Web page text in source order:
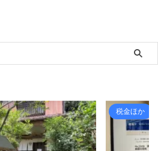
税金ほか